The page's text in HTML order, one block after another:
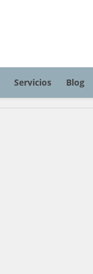
Servicios Blog